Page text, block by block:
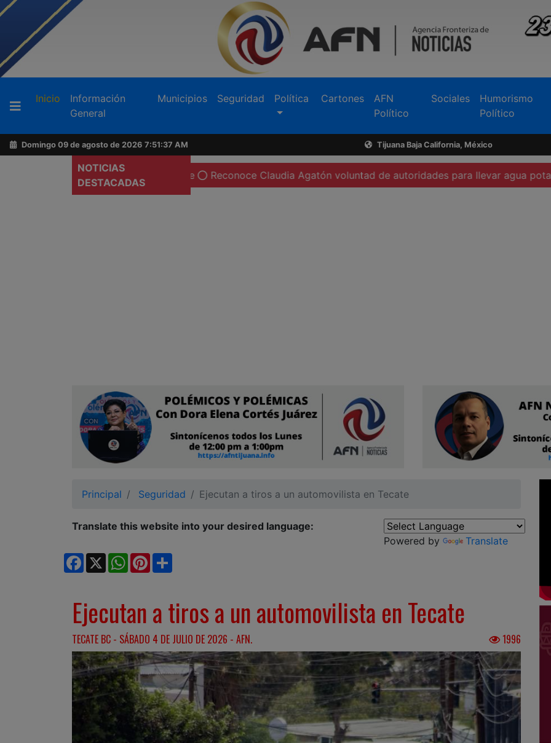
Inicio (current)
Información
General
Municipios Seguridad Política Cartones
AFN
Político
Sociales
Humorismo
Político
Domingo 09 de agosto de 2026 7:51:39 AM Tijuana Baja California, México
NOTICIAS
DESTACADAS
maquiladoras en Tecate Reconoce Claudia Agatón voluntad de autoridades para llevar agua potable a San
Principal Seguridad Ejecutan a tiros a un automovilista en Tecate
Translate this website into your desired language:
Powered by
Translate
Facebook
X WhatsApp
Pinterest
Ejecutan a tiros a un automovilista en Tecate
TECATE BC - SÁBADO 4 DE JULIO DE 2026 - AFN. 1996
Buscador
Acerca
de